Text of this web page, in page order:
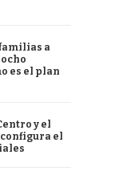
a
es el plan
y el
el